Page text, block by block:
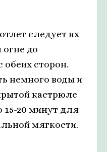
следует их
до
обеих сторон.
немного воды и
кастрюле
15-20 минут для
мягкости.